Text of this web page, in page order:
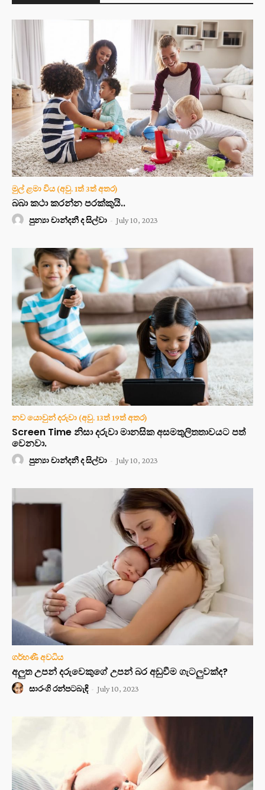
මුල් ළමා විය (අවු. 1ත් 3ත් අතර)
බබා කථා කරන්න පරක්කුයි..
පුන්‍යා චාන්දනී ද සිල්වා - July 10, 2023
නව යොවුන් දරුවා (අවු. 13ත් 19ත් අතර)
Screen Time නිසා දරුවා මානසික අසමතුලිතතාවයට පත්
වෙනවා.
පුන්‍යා චාන්දනී ද සිල්වා - July 10, 2023
ගර්භණී අවධිය
අලුත උපන් දරුවෙකුගේ උපන් බර අඩුවීම ගැටලුවක්ද?
සාරංගි රන්පටබැඳි - July 10, 2023